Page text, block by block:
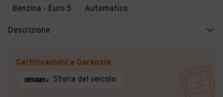
Benzina - Euro 5
Automatico
Descrizione
Certificazioni e Garanzie
Storia del veicolo